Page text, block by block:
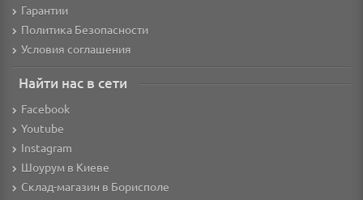
Гарантии
Политика Безопасности
Условия соглашения
Найти нас в сети
Facebook
Youtube
Instagram
Шоурум в Киеве
Склад-магазин в Борисполе